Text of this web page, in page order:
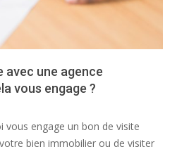
avec une agence
vous engage ?
vous engage un bon de visite
bien immobilier ou de visiter